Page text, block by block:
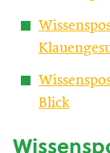
Blick